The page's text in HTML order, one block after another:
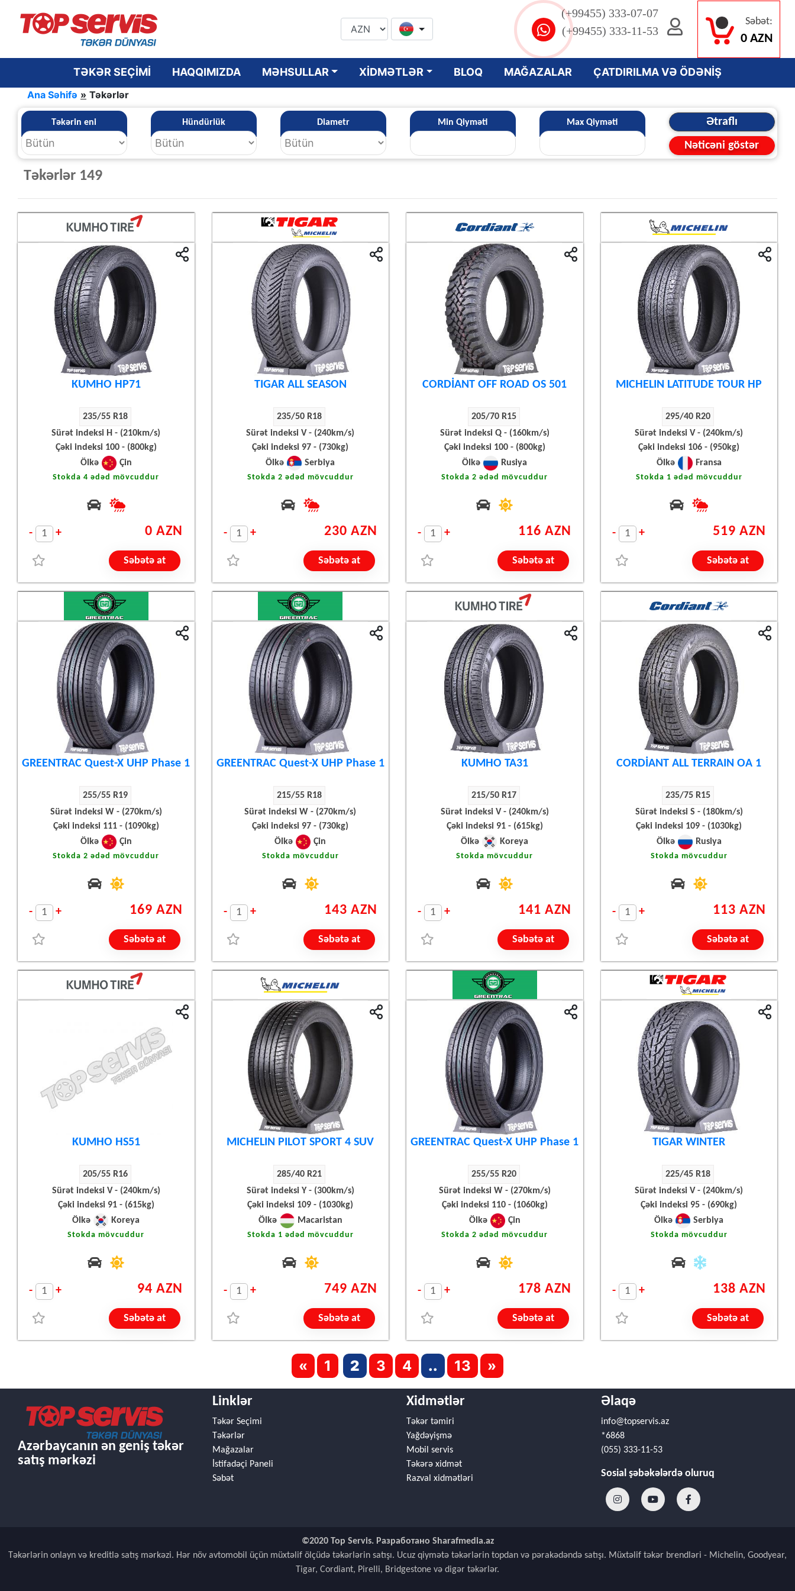
(+99455) 333-07-07
(+99455) 333-11-53
Səbət:
0 AZN
TƏKƏR SEÇİMİ HAQQIMIZDA MƏHSULLAR XİDMƏTLƏR BLOQ MAĞAZALAR ÇATDIRILMA VƏ ÖDƏNİŞ
Ana Səhifə » Təkərlər
Təkərin eni Hündürlük Diametr Min Qiyməti Max Qiyməti
Təkərlər 149
KUMHO HP71
235/55 R18
Sürət indeksi H - (210km/s)
Çəki indeksi 100 - (800kg)
Ölkə
Çin
Stokda 4 ədəd mövcuddur
- + 0 AZN
Səbətə at
TIGAR ALL SEASON
235/50 R18
Sürət indeksi V - (240km/s)
Çəki indeksi 97 - (730kg)
Ölkə
Serbiya
Stokda 2 ədəd mövcuddur
- + 230 AZN
Səbətə at
CORDİANT OFF ROAD OS 501
205/70 R15
Sürət indeksi Q - (160km/s)
Çəki indeksi 100 - (800kg)
Ölkə
Rusiya
Stokda 2 ədəd mövcuddur
- + 116 AZN
Səbətə at
MICHELIN LATITUDE TOUR HP
295/40 R20
Sürət indeksi V - (240km/s)
Çəki indeksi 106 - (950kg)
Ölkə
Fransa
Stokda 1 ədəd mövcuddur
- + 519 AZN
Səbətə at
GREENTRAC Quest-X UHP Phase 1
255/55 R19
Sürət indeksi W - (270km/s)
Çəki indeksi 111 - (1090kg)
Ölkə
Çin
Stokda 2 ədəd mövcuddur
- + 169 AZN
Səbətə at
GREENTRAC Quest-X UHP Phase 1
215/55 R18
Sürət indeksi W - (270km/s)
Çəki indeksi 97 - (730kg)
Ölkə
Çin
Stokda mövcuddur
- + 143 AZN
Səbətə at
KUMHO TA31
215/50 R17
Sürət indeksi V - (240km/s)
Çəki indeksi 91 - (615kg)
Ölkə
Koreya
Stokda mövcuddur
- + 141 AZN
Səbətə at
CORDİANT ALL TERRAIN OA 1
235/75 R15
Sürət indeksi S - (180km/s)
Çəki indeksi 109 - (1030kg)
Ölkə
Rusiya
Stokda mövcuddur
- + 113 AZN
Səbətə at
KUMHO HS51
205/55 R16
Sürət indeksi V - (240km/s)
Çəki indeksi 91 - (615kg)
Ölkə
Koreya
Stokda mövcuddur
- + 94 AZN
Səbətə at
MICHELIN PILOT SPORT 4 SUV
285/40 R21
Sürət indeksi Y - (300km/s)
Çəki indeksi 109 - (1030kg)
Ölkə
Macaristan
Stokda 1 ədəd mövcuddur
- + 749 AZN
Səbətə at
GREENTRAC Quest-X UHP Phase 1
255/55 R20
Sürət indeksi W - (270km/s)
Çəki indeksi 110 - (1060kg)
Ölkə
Çin
Stokda 2 ədəd mövcuddur
- + 178 AZN
Səbətə at
TIGAR WINTER
225/45 R18
Sürət indeksi V - (240km/s)
Çəki indeksi 95 - (690kg)
Ölkə
Serbiya
Stokda mövcuddur
- + 138 AZN
Səbətə at
« 1 2 3 4 .. 13 »
Azərbaycanın ən geniş təkər
satış mərkəzi
Linklər
Təkər Seçimi
Təkərlər
Mağazalar
İstifadəçi Paneli
Səbət
Xidmətlər
Təkər təmiri
Yağdəyişmə
Mobil servis
Təkərə xidmət
Razval xidmətləri
Əlaqə
info@topservis.az
*6868
(055) 333-11-53
Sosial şəbəkələrdə oluruq
©2020 Top Servis. Разработано Sharafmedia.az
Təkərlərin onlayn və kreditlə satış mərkəzi. Hər növ avtomobil üçün müxtəlif ölçüdə təkərlərin satışı. Ucuz qiymətə təkərlərin topdan və pərakədəndə satışı. Müxtəlif təkər brendləri - Michelin, Goodyear,
Tigar, Cordiant, Pirelli, Bridgestone və digər təkərlər.